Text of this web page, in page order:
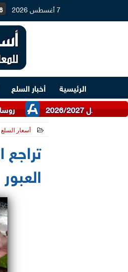
7 أغسطس 2026
الرئيسية أخبار السلع
روساتوم
أسعار السلع
العبور